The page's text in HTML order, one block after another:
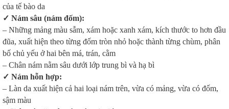
của tế bào da
✓ Nám sâu (nám đốm):
– Những mảng màu sẫm, xám hoặc xanh xám, kích thước to hơn đầu
đũa, xuất hiện theo từng đốm tròn nhỏ hoặc thành từng chùm, phân
bố chủ yếu ở hai bên má, trán, cằm
– Chân nám nằm sâu dưới lớp trung bì và hạ bì
✓ Nám hỗn hợp:
– Làn da xuất hiện cả hai loại nám trên, vừa có mảng, vừa có đốm,
sậm màu